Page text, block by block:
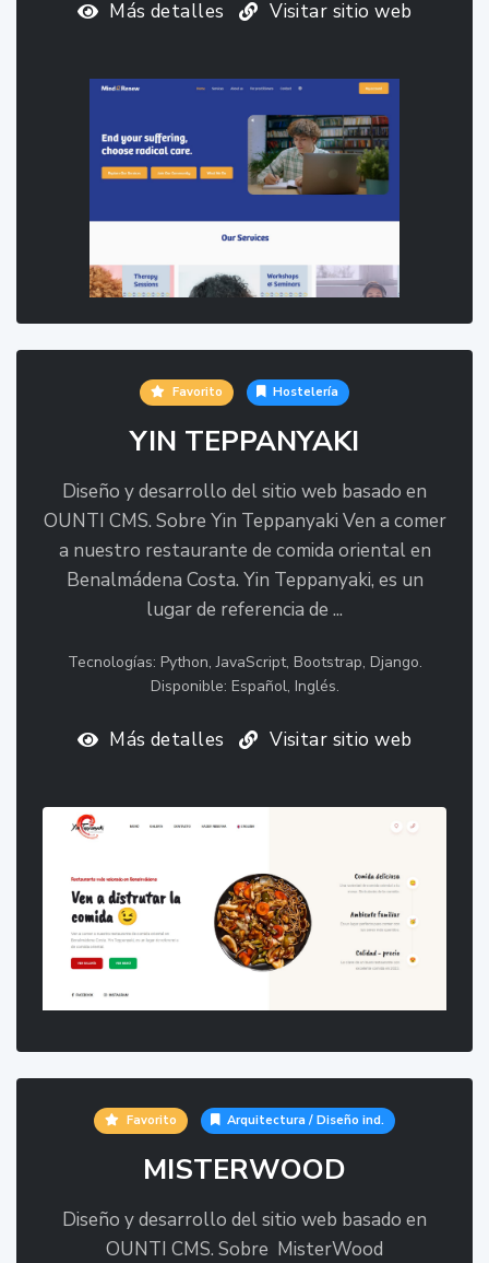
Más detalles Visitar sitio web
Favorito Hostelería
YIN TEPPANYAKI
Diseño y desarrollo del sitio web basado en
OUNTI CMS. Sobre Yin Teppanyaki Ven a comer
a nuestro restaurante de comida oriental en
Benalmádena Costa. Yin Teppanyaki, es un
lugar de referencia de ...
Tecnologías: Python, JavaScript, Bootstrap, Django.
Disponible: Español, Inglés.
Más detalles Visitar sitio web
Favorito Arquitectura / Diseño ind.
MISTERWOOD
Diseño y desarrollo del sitio web basado en
OUNTI CMS. Sobre MisterWood